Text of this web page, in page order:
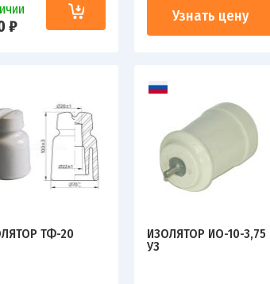
₽
Узнать цену
ТФ-20
ИЗОЛЯТОР ИО-10-3,75
УЗ